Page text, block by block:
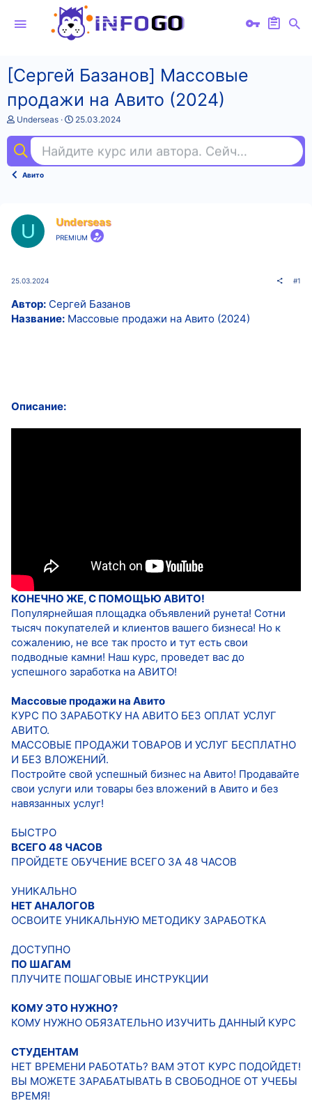
[Сергей Базанов] Массовые
продажи на Авито (2024)
А
т
о
т
Underseas
Д
а
н
а
25.03.2024
Найдите курс или автора. Сейчас ищут
Авито
U Underseas
PREMIUM
25.03.2024 #1
Автор: Сергей Базанов
Название: Массовые продажи на Авито (2024)
Описание:
КОНЕЧНО ЖЕ, С ПОМОЩЬЮ АВИТО!
Популярнейшая площадка объявлений рунета! Сотни
тысяч покупателей и клиентов вашего бизнеса! Но к
сожалению, не все так просто и тут есть свои
подводные камни! Наш курс, проведет вас до
успешного заработка на АВИТО!
Массовые продажи на Авито
КУРС ПО ЗАРАБОТКУ НА АВИТО БЕЗ ОПЛАТ УСЛУГ
АВИТО.
МАССОВЫЕ ПРОДАЖИ ТОВАРОВ И УСЛУГ БЕСПЛАТНО
И БЕЗ ВЛОЖЕНИЙ.
Постройте свой успешный бизнес на Авито! Продавайте
свои услуги или товары без вложений в Авито и без
навязанных услуг!
БЫСТРО
ВСЕГО 48 ЧАСОВ
ПРОЙДЕТЕ ОБУЧЕНИЕ ВСЕГО ЗА 48 ЧАСОВ
УНИКАЛЬНО
НЕТ АНАЛОГОВ
ОСВОИТЕ УНИКАЛЬНУЮ МЕТОДИКУ ЗАРАБОТКА
ДОСТУПНО
ПО ШАГАМ
ПЛУЧИТЕ ПОШАГОВЫЕ ИНСТРУКЦИИ
КОМУ ЭТО НУЖНО?
КОМУ НУЖНО ОБЯЗАТЕЛЬНО ИЗУЧИТЬ ДАННЫЙ КУРС
СТУДЕНТАМ
НЕТ ВРЕМЕНИ РАБОТАТЬ? ВАМ ЭТОТ КУРС ПОДОЙДЕТ!
ВЫ МОЖЕТЕ ЗАРАБАТЫВАТЬ В СВОБОДНОЕ ОТ УЧЕБЫ
ВРЕМЯ!